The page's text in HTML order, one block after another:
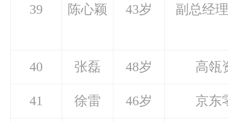
39 陈心颖 43岁
副总经
40 张磊 48岁 高瓴
41 徐雷 46岁 京东